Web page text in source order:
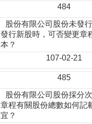
484
股份有限公司股份未發
發行新股時，可否變更章
本？
107-02-21
485
股份有限公司股份採分
章程有關股份總數如何記
宜？